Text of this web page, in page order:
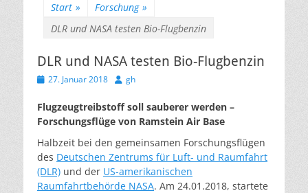
Start » Forschung »
DLR und NASA testen Bio-Flugbenzin
DLR und NASA testen Bio-Flugbenzin
Veröffentlicht
27. Januar 2018 Autor
gh
Flugzeugtreibstoff soll sauberer werden –
Forschungsflüge von Ramstein Air Base
Halbzeit bei den gemeinsamen Forschungsflügen
des Deutschen Zentrums für Luft- und Raumfahrt
(DLR) und der US-amerikanischen
Raumfahrtbehörde NASA. Am 24.01.2018, startete